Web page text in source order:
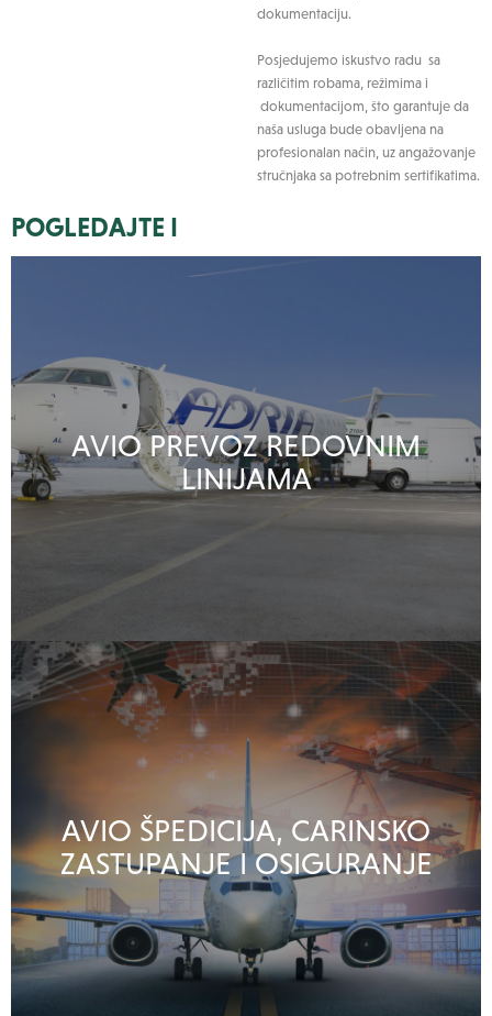
dokumentaciju.
Posjedujemo iskustvo radu sa
različitim robama, režimima i
dokumentacijom, što garantuje da
naša usluga bude obavljena na
profesionalan način, uz angažovanje
stručnjaka sa potrebnim sertifikatima.
POGLEDAJTE I
AVIO PREVOZ REDOVNIM
LINIJAMA
AVIO ŠPEDICIJA, CARINSKO
ZASTUPANJE I OSIGURANJE